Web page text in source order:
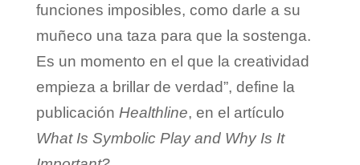
funciones imposibles, como darle a su
muñeco una taza para que la sostenga.
Es un momento en el que la creatividad
empieza a brillar de verdad”, define la
publicación Healthline, en el artículo
What Is Symbolic Play and Why Is It